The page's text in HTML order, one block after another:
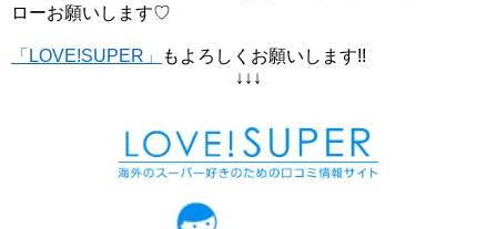
ローお願いします♡
「LOVE!SUPER」
もよろしくお願いします!!
↓↓↓